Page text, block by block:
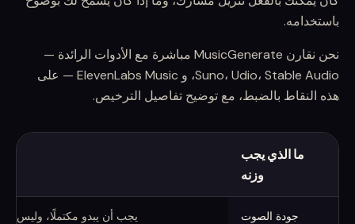
باستخدامه.
نحن نقارن MusicGenerate مباشرة مع الأدوات الرائدة —
Suno، Udio، Stable Audio، و ElevenLabs Music — على
هذه النقاط بالضبط، مع توضيح تفاصيل الترخيص.
ما الذي يجب
وزنه
جودة الصوت يجب أن يبدو مكتملًا، وليس